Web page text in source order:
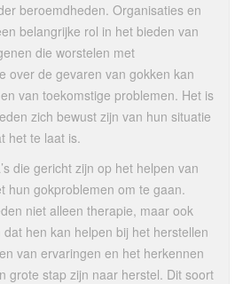
beroemdheden. Organisaties en
belangrijke rol in het bieden van
die worstelen met
over de gevaren van gokken kan
van toekomstige problemen. Het is
zich bewust zijn van hun situatie
het te laat is.
die gericht zijn op het helpen van
hun gokproblemen om te gaan.
niet alleen therapie, maar ook
hen kan helpen bij het herstellen
van ervaringen en het herkennen
grote stap zijn naar herstel. Dit soort